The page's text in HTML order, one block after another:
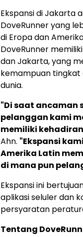
Ekspansi di Jakarta
DoveRunner yang
di Eropa dan
DoveRunner
dan Jakarta, yang
kemampuan tingkat
dunia.
"Di saat ancaman
pelanggan kami
memiliki
Ahn. "Ekspansi
Amerika Latin
di mana pun
Ekspansi ini
aplikasi seluler dan
persyaratan
Tentang